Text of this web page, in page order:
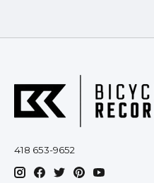
418 653-9652